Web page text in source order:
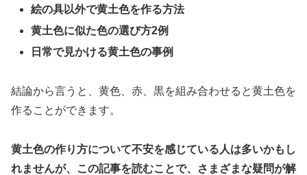
絵の具以外で黄土色を作る方法
黄土色に似た色の選び方2例
日常で見かける黄土色の事例
結論から言うと、黄色、赤、黒を組み合わせると黄土色を
作ることができます。
黄土色の作り方について不安を感じている人は多いかもし
れませんが、この記事を読むことで、さまざまな疑問が解